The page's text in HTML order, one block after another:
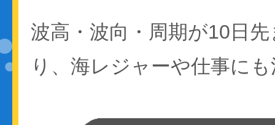
波高・波向・周期が10日
り、海レジャーや仕事に